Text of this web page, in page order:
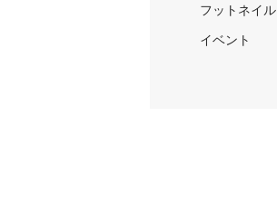
フットネイル
イベント